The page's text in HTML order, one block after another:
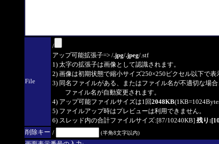
File
/
アップ可能拡張子=> /.jpg/.jpeg/.stf
1) 太字の拡張子は画像として認識されます。
2) 画像は初期状態で縮小サイズ250×250ピクセル以下で表
3) 同名ファイルがある、またはファイル名が不適切な場
ファイル名が自動変更されます。
4) アップ可能ファイルサイズは1回2048KB
5) ファイルアップ時はプレビューは利用できません。
6) スレッド内の合計ファイルサイズ:[87/10240KB] 残り
削除キー / (半角8文字以内)